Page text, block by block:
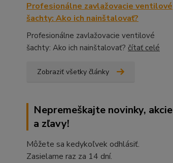
Profesionálne zavlažovacie ventilové
šachty: Ako ich nainštalovať?
Profesionálne zavlažovacie ventilové
šachty: Ako ich nainštalovať? čítať celé
Zobraziť všetky články
Nepremeškajte novinky, akcie
a zľavy!
Môžete sa kedykoľvek odhlásiť.
Zasielame raz za 14 dní.